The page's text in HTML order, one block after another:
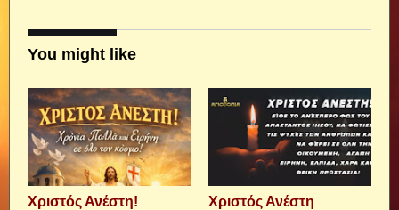
You might like
Χριστός Ανέστη!
Χριστός Ανέστη